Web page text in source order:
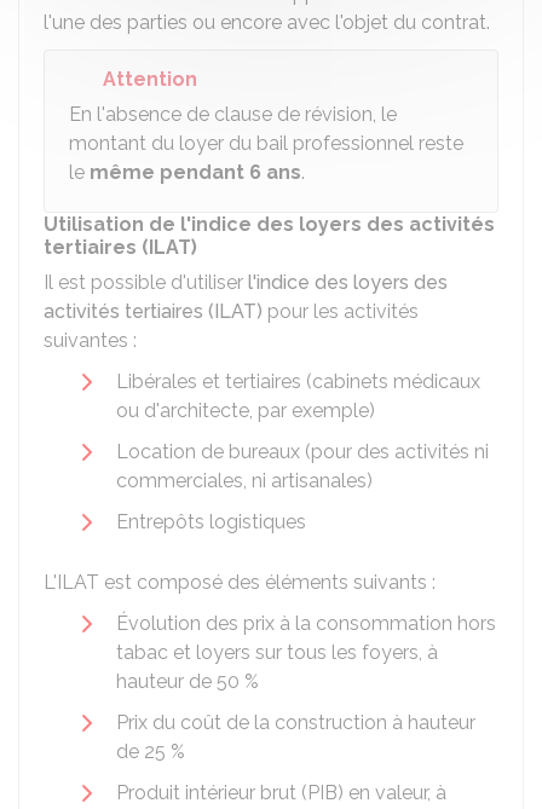
l'une des parties ou encore avec l'objet du contrat.
Attention
En l'absence de clause de révision, le
montant du loyer du bail professionnel reste
le même pendant 6 ans.
Utilisation de l'indice des loyers des activités
tertiaires (ILAT)
Il est possible d'utiliser l'indice des loyers des
activités tertiaires (ILAT) pour les activités
suivantes :
Libérales et tertiaires (cabinets médicaux
ou d'architecte, par exemple)
Location de bureaux (pour des activités ni
commerciales, ni artisanales)
Entrepôts logistiques
L'ILAT est composé des éléments suivants :
Évolution des prix à la consommation hors
tabac et loyers sur tous les foyers, à
hauteur de 50 %
Prix du coût de la construction à hauteur
de 25 %
Produit intérieur brut (PIB) en valeur, à